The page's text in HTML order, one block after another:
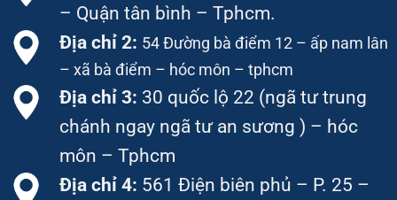
– Quận tân bình – Tphcm.
Địa chỉ 2: 54 Đường bà điểm 12 – ấp nam lân
– xã bà điểm – hóc môn – tphcm
Địa chỉ 3: 30 quốc lộ 22 (ngã tư trung
chánh ngay ngã tư an sương ) – hóc
môn – Tphcm
Địa chỉ 4: 561 Điện biên phủ – P. 25 –